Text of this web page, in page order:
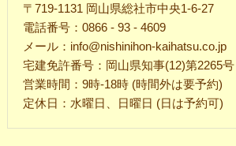
〒719-1131 岡山県総社市中央1-6-27
電話番号：0866 - 93 - 4609
メール：info@nishinihon-kaihatsu.co.jp
宅建免許番号：岡山県知事(12)第2265号
営業時間：9時-18時 (時間外は要予約)
定休日：水曜日、日曜日 (日は予約可)